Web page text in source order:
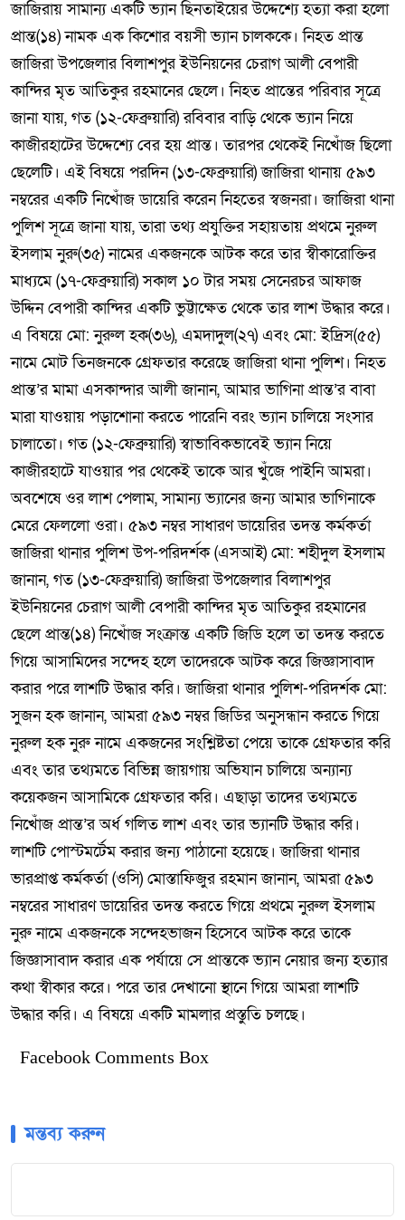
জাজিরায় সামান্য একটি ভ্যান ছিনতাইয়ের উদ্দেশ্যে হত্যা করা হলো
প্রান্ত(১৪) নামক এক কিশোর বয়সী ভ্যান চালককে। নিহত প্রান্ত
জাজিরা উপজেলার বিলাশপুর ইউনিয়নের চেরাগ আলী বেপারী
কান্দির মৃত আতিকুর রহমানের ছেলে। নিহত প্রান্তের পরিবার সূত্রে
জানা যায়, গত (১২-ফেব্রুয়ারি) রবিবার বাড়ি থেকে ভ্যান নিয়ে
কাজীরহাটের উদ্দেশ্যে বের হয় প্রান্ত। তারপর থেকেই নিখোঁজ ছিলো
ছেলেটি। এই বিষয়ে পরদিন (১৩-ফেব্রুয়ারি) জাজিরা থানায় ৫৯৩
নম্বরের একটি নিখোঁজ ডায়েরি করেন নিহতের স্বজনরা। জাজিরা থানা
পুলিশ সূত্রে জানা যায়, তারা তথ্য প্রযুক্তির সহায়তায় প্রথমে নুরুল
ইসলাম নুরু(৩৫) নামের একজনকে আটক করে তার স্বীকারোক্তির
মাধ্যমে (১৭-ফেব্রুয়ারি) সকাল ১০ টার সময় সেনেরচর আফাজ
উদ্দিন বেপারী কান্দির একটি ভুট্টাক্ষেত থেকে তার লাশ উদ্ধার করে।
এ বিষয়ে মো: নুরুল হক(৩৬), এমদাদুল(২৭) এবং মো: ইদ্রিস(৫৫)
নামে মোট তিনজনকে গ্রেফতার করেছে জাজিরা থানা পুলিশ। নিহত
প্রান্ত’র মামা এসকান্দার আলী জানান, আমার ভাগিনা প্রান্ত’র বাবা
মারা যাওয়ায় পড়াশোনা করতে পারেনি বরং ভ্যান চালিয়ে সংসার
চালাতো। গত (১২-ফেব্রুয়ারি) স্বাভাবিকভাবেই ভ্যান নিয়ে
কাজীরহাটে যাওয়ার পর থেকেই তাকে আর খুঁজে পাইনি আমরা।
অবশেষে ওর লাশ পেলাম, সামান্য ভ্যানের জন্য আমার ভাগিনাকে
মেরে ফেললো ওরা। ৫৯৩ নম্বর সাধারণ ডায়েরির তদন্ত কর্মকর্তা
জাজিরা থানার পুলিশ উপ-পরিদর্শক (এসআই) মো: শহীদুল ইসলাম
জানান, গত (১৩-ফেব্রুয়ারি) জাজিরা উপজেলার বিলাশপুর
ইউনিয়নের চেরাগ আলী বেপারী কান্দির মৃত আতিকুর রহমানের
ছেলে প্রান্ত(১৪) নিখোঁজ সংক্রান্ত একটি জিডি হলে তা তদন্ত করতে
গিয়ে আসামিদের সন্দেহ হলে তাদেরকে আটক করে জিজ্ঞাসাবাদ
করার পরে লাশটি উদ্ধার করি। জাজিরা থানার পুলিশ-পরিদর্শক মো:
সুজন হক জানান, আমরা ৫৯৩ নম্বর জিডির অনুসন্ধান করতে গিয়ে
নুরুল হক নুরু নামে একজনের সংশ্লিষ্টতা পেয়ে তাকে গ্রেফতার করি
এবং তার তথ্যমতে বিভিন্ন জায়গায় অভিযান চালিয়ে অন্যান্য
কয়েকজন আসামিকে গ্রেফতার করি। এছাড়া তাদের তথ্যমতে
নিখোঁজ প্রান্ত’র অর্ধ গলিত লাশ এবং তার ভ্যানটি উদ্ধার করি।
লাশটি পোস্টমর্টেম করার জন্য পাঠানো হয়েছে। জাজিরা থানার
ভারপ্রাপ্ত কর্মকর্তা (ওসি) মোস্তাফিজুর রহমান জানান, আমরা ৫৯৩
নম্বরের সাধারণ ডায়েরির তদন্ত করতে গিয়ে প্রথমে নুরুল ইসলাম
নুরু নামে একজনকে সন্দেহভাজন হিসেবে আটক করে তাকে
জিজ্ঞাসাবাদ করার এক পর্যায়ে সে প্রান্তকে ভ্যান নেয়ার জন্য হত্যার
কথা স্বীকার করে। পরে তার দেখানো স্থানে গিয়ে আমরা লাশটি
উদ্ধার করি। এ বিষয়ে একটি মামলার প্রস্তুতি চলছে।
Facebook Comments Box
মন্তব্য করুন